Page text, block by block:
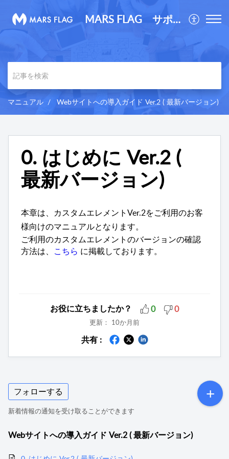
MARS FLAG サポートサイト
マニュアル Webサイトへの導入ガイド Ver.2 ( 最新バージョン)
0. はじめに Ver.2 (
最新バージョン)
本章は、カスタムエレメントVer.2をご利用のお客
様向けのマニュアルとなります。
ご利用のカスタムエレメントのバージョンの確認
方法は、 こちら に掲載しております。
お役に立ちましたか？ 0 0
更新： 10か月前
共有 :
フォローする
新着情報の通知を受け取ることができます
Webサイトへの導入ガイド Ver.2 ( 最新バージョン)